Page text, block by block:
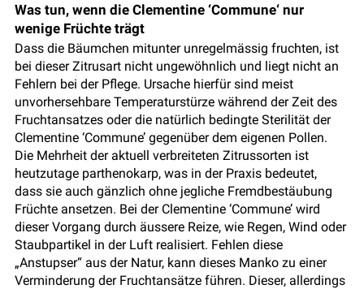
Was tun, wenn die Clementine ‘Commune‘ nur
wenige Früchte trägt
Dass die Bäumchen mitunter unregelmässig fruchten, ist
bei dieser Zitrusart nicht ungewöhnlich und liegt nicht an
Fehlern bei der Pflege. Ursache hierfür sind meist
unvorhersehbare Temperaturstürze während der Zeit des
Fruchtansatzes oder die natürlich bedingte Sterilität der
Clementine ‘Commune’ gegenüber dem eigenen Pollen.
Die Mehrheit der aktuell verbreiteten Zitrussorten ist
heutzutage parthenokarp, was in der Praxis bedeutet,
dass sie auch gänzlich ohne jegliche Fremdbestäubung
Früchte ansetzen. Bei der Clementine ‘Commune’ wird
dieser Vorgang durch äussere Reize, wie Regen, Wind oder
Staubpartikel in der Luft realisiert. Fehlen diese
„Anstupser“ aus der Natur, kann dieses Manko zu einer
Verminderung der Fruchtansätze führen. Dieser, allerdings